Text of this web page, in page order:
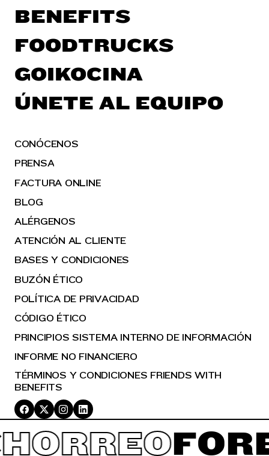
BENEFITS
FOODTRUCKS
GOIKOCINA
ÚNETE AL EQUIPO
CONÓCENOS
PRENSA
FACTURA ONLINE
BLOG
ALÉRGENOS
ATENCIÓN AL CLIENTE
BASES Y CONDICIONES
BUZÓN ÉTICO
POLÍTICA DE PRIVACIDAD
CÓDIGO ÉTICO
PRINCIPIOS SISTEMA INTERNO DE INFORMACIÓN
INFORME NO FINANCIERO
TÉRMINOS Y CONDICIONES FRIENDS WITH
BENEFITS